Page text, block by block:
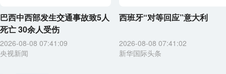
巴西中西部发生交通事故致5人
死亡 30余人受伤
2026-08-08 07:41:09
央视新闻
西班牙“对等回应”意大利
2026-08-08 07:41:02
新华国际头条